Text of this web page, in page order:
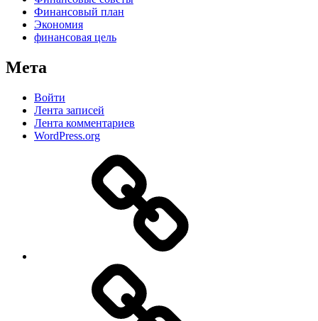
Финансовый план
Экономия
финансовая цель
Мета
Войти
Лента записей
Лента комментариев
WordPress.org